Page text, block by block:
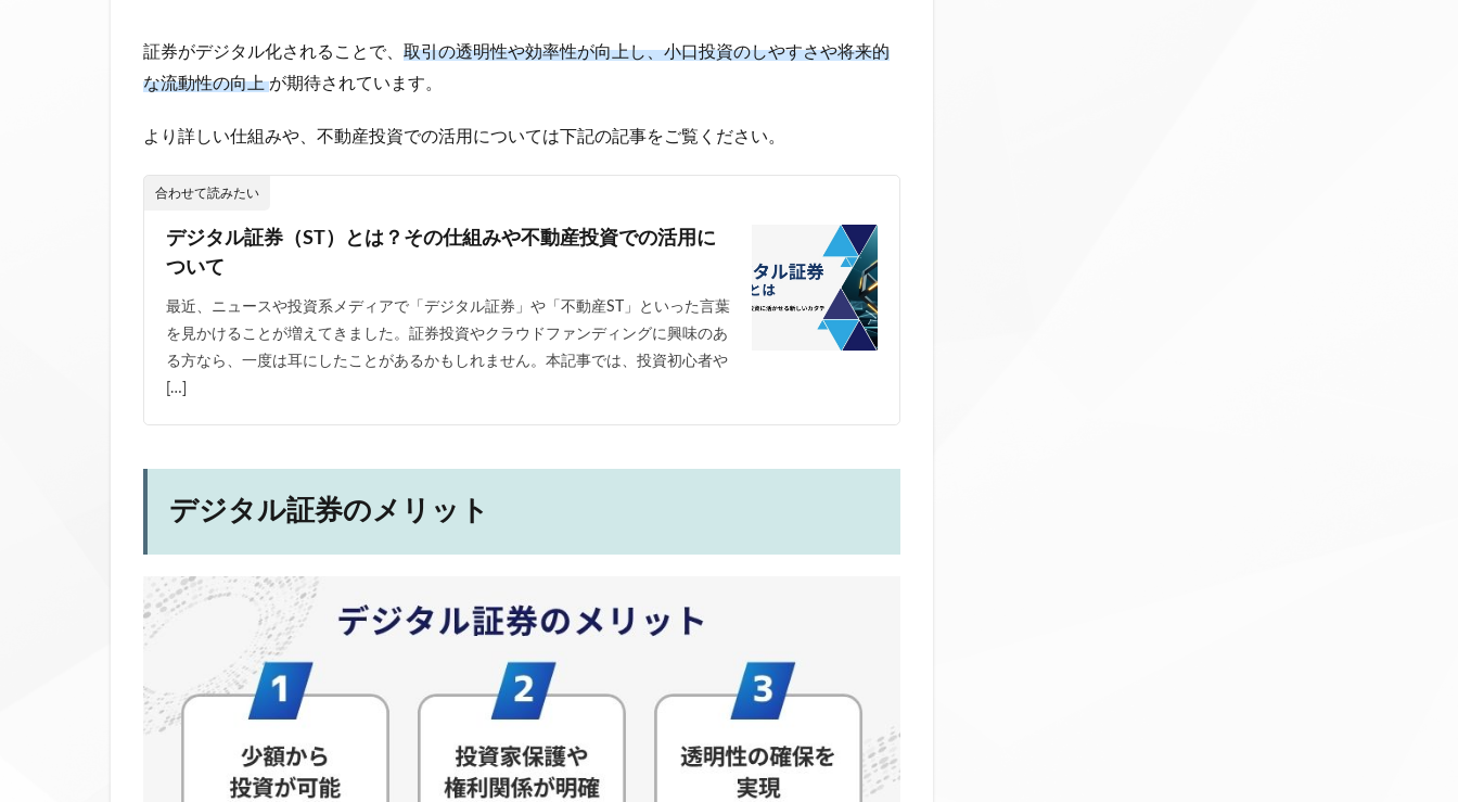
証券がデジタル化されることで、 取引の透明性や効率性が向上し、小口投資のしやすさや将来的
な流動性の向上が期待されています。
より詳しい仕組みや、不動産投資での活用については下記の記事をご覧ください。
合わせて読みたい
デジタル証券（ST）とは？その仕組みや不動産投資での活用に
ついて
最近、ニュースや投資系メディアで「デジタル証券」や「不動産ST」といった言葉
を見かけることが増えてきました。証券投資やクラウドファンディングに興味のあ
る方なら、一度は耳にしたことがあるかもしれません。本記事では、投資初心者や
[…]
デジタル証券のメリット